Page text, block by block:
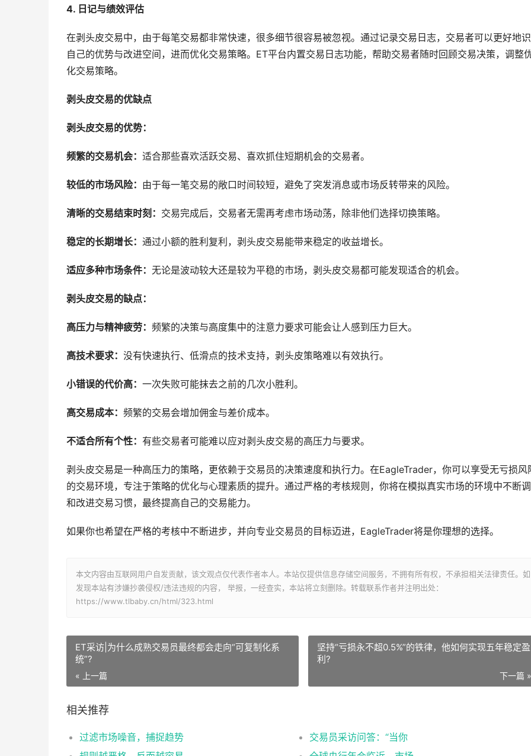
4. 日记与绩效评估
在剥头皮交易中，由于每笔交易都非常快速，很多细节很容易被忽视。通过记录交易日志，交易者可以更好地
自己的优势与改进空间，进而优化交易策略。ET平台内置交易日志功能，帮助交易者随时回顾交易决策，调整
化交易策略。
剥头皮交易的优缺点
剥头皮交易的优势：
频繁的交易机会： 适合那些喜欢活跃交易、喜欢抓住短期机会的交易者。
较低的市场风险： 由于每一笔交易的敞口时间较短，避免了突发消息或市场反转带来的风险。
清晰的交易结束时刻： 交易完成后，交易者无需再考虑市场动荡，除非他们选择切换策略。
稳定的长期增长： 通过小额的胜利复利，剥头皮交易能带来稳定的收益增长。
适应多种市场条件： 无论是波动较大还是较为平稳的市场，剥头皮交易都可能发现适合的机会。
剥头皮交易的缺点：
高压力与精神疲劳： 频繁的决策与高度集中的注意力要求可能会让人感到压力巨大。
高技术要求： 没有快速执行、低滑点的技术支持，剥头皮策略难以有效执行。
小错误的代价高： 一次失败可能抹去之前的几次小胜利。
高交易成本： 频繁的交易会增加佣金与差价成本。
不适合所有个性： 有些交易者可能难以应对剥头皮交易的高压力与要求。
剥头皮交易是一种高压力的策略，更依赖于交易员的决策速度和执行力。在EagleTrader，你可以享受无亏损风
的交易环境，专注于策略的优化与心理素质的提升。通过严格的考核规则，你将在模拟真实市场的环境中不断
和改进交易习惯，最终提高自己的交易能力。
如果你也希望在严格的考核中不断进步，并向专业交易员的目标迈进，EagleTrader将是你理想的选择。
本文内容由互联网用户自发贡献，该文观点仅代表作者本人。本站仅提供信息存储空间服务，不拥有所有权，不承担相关法律责任。如
发现本站有涉嫌抄袭侵权/违法违规的内容， 举报，一经查实，本站将立刻删除。转载联系作者并注明出处：
https://www.tlbaby.cn/html/323.html
ET采访|为什么成熟交易员最终都会走向“可复制化系
统”?
« 上一篇
坚持“亏损永不超0.5%”的铁律，他如何实现五年稳定盈
利?
下一篇 »
相关推荐
过滤市场噪音，捕捉趋势
交易员采访问答：“当你